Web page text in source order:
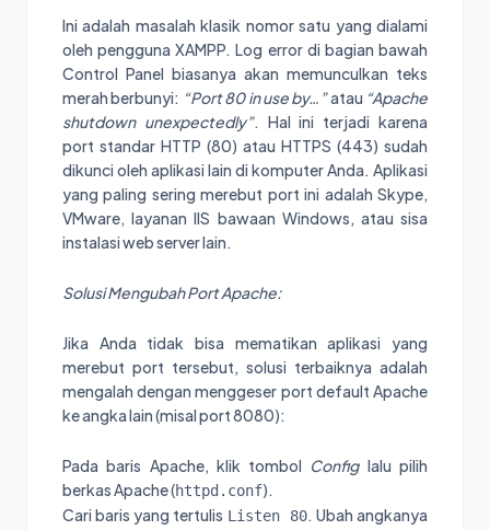
Ini adalah masalah klasik nomor satu yang dialami
oleh pengguna XAMPP. Log error di bagian bawah
Control Panel biasanya akan memunculkan teks
merah berbunyi: “Port 80 in use by…”atau “Apache
shutdown unexpectedly”. Hal ini terjadi karena
port standar HTTP (80) atau HTTPS (443) sudah
dikunci oleh aplikasi lain di komputer Anda. Aplikasi
yang paling sering merebut port ini adalah Skype,
VMware, layanan IIS bawaan Windows, atau sisa
instalasi web server lain.
Solusi Mengubah Port Apache:
Jika Anda tidak bisa mematikan aplikasi yang
merebut port tersebut, solusi terbaiknya adalah
mengalah dengan menggeser port default Apache
ke angka lain (misal port 8080):
Pada baris Apache, klik tombol Configlalu pilih
berkas Apache (httpd.conf).
Cari baris yang tertulis Listen 80. Ubah angkanya